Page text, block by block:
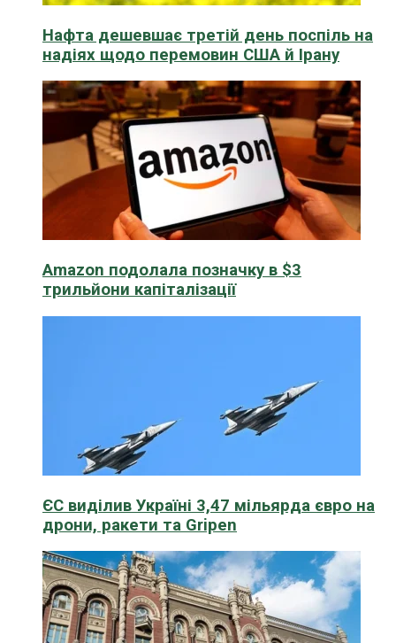
Нафта дешевшає третій день поспіль на
надіях щодо перемовин США й Ірану
Amazon подолала позначку в $3
трильйони капіталізації
ЄС виділив Україні 3,47 мільярда євро на
дрони, ракети та Gripen